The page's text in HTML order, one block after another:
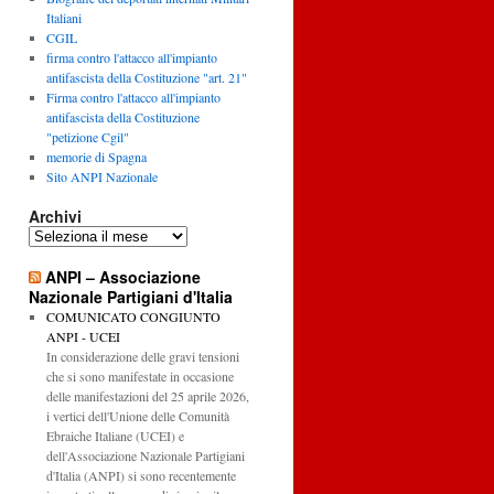
Italiani
CGIL
firma contro l'attacco all'impianto
antifascista della Costituzione "art. 21"
Firma contro l'attacco all'impianto
antifascista della Costituzione
"petizione Cgil"
memorie di Spagna
Sito ANPI Nazionale
Archivi
Archivi
ANPI – Associazione
Nazionale Partigiani d'Italia
COMUNICATO CONGIUNTO
ANPI - UCEI
In considerazione delle gravi tensioni
che si sono manifestate in occasione
delle manifestazioni del 25 aprile 2026,
i vertici dell'Unione delle Comunità
Ebraiche Italiane (UCEI) e
dell'Associazione Nazionale Partigiani
d'Italia (ANPI) si sono recentemente